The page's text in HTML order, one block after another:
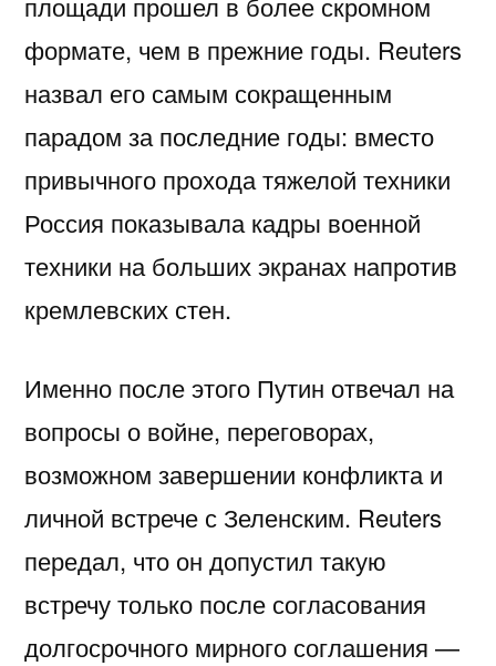
формате, чем в прежние годы. Reuters
назвал его самым сокращенным
парадом за последние годы: вместо
привычного прохода тяжелой техники
Россия показывала кадры военной
техники на больших экранах напротив
кремлевских стен.
Именно после этого Путин отвечал на
вопросы о войне, переговорах,
возможном завершении конфликта и
личной встрече с Зеленским. Reuters
передал, что он допустил такую
встречу только после согласования
долгосрочного мирного соглашения —